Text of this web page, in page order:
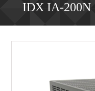
IDX IA-200N